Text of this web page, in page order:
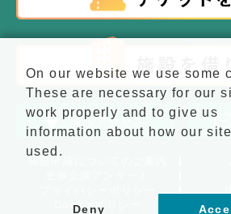
施設アクセス
Cookieポリシー
On our website we use some
These are necessary for our
work properly and to give us
information about how our
used.
Deny